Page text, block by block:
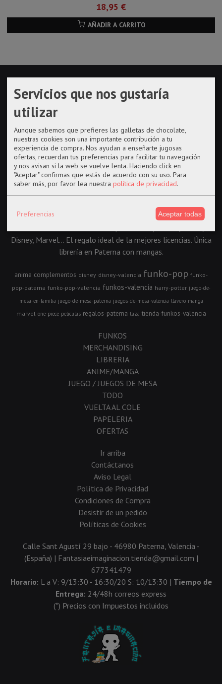
18,95 €
AÑADIR A CARRITO
Disney, Marvel... El regalo ideal de la mejores licencias. Única
librería en Paterna con mangas.
anime complementos disney disney-valencia funko-pop funko-
pop-paterna funko-pop-valencia funkos-valencia harry-potter juego-de-
mesa-en-familia juego-de-mesa-paterna juegos-de-mesa-valencia llavero manga
marvel one-piece peliculas regalos-paterna taza tienda-funkos-valencia
FUNKOS
MERCHANDISING
LIBRERIA
ANIME/MANGA
JUEGO / JUEGOS DE MESA
TODO
VUELTA AL COLE
PAPELERIA
OFERTAS
Ir arriba
Contáctanos
Aviso Legal
Política de Privacidad
Condiciones de Compra
Desistir de un pedido
Políticas de Cookies
Calle Sant Agustí 29 bajo - 46980 Paterna, Valencia -
(España) | Fantasiaeimaginacion.tienda@gmail.com |
677341479
Horario: L a V: 9/13:30 - 16:30/20 S: 10/13:30 | Tiempo de
Entrega: 24/48h correos express
(*) Precios con Impuestos incluidos
Servicios que nos gustaría
utilizar
Aunque sabemos que prefieres las galletas de chocolate,
nuestras cookies son una importante contribución a tu
experiencia de compra. Nos ayudan a enseñarte jugosas
ofertas, recuerdan tus preferencias para facilitar tu navegación
y nos avisan si la web se vuelve lenta. Haciendo click en
"Aceptar" confirmas que estás de acuerdo con su uso. Para
saber más, por favor lea nuestra política de privacidad.
Preferencias Aceptar todas